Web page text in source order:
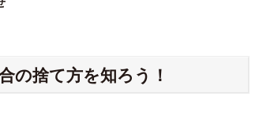
の捨て方を知ろう！